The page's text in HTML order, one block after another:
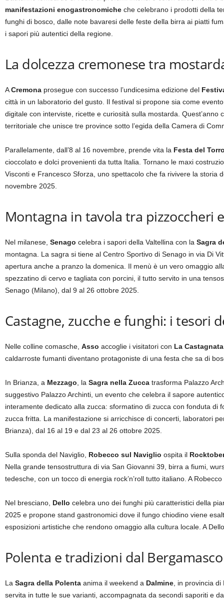
manifestazioni enogastronomiche che celebrano i prodotti della
funghi di bosco, dalle note bavaresi delle feste della birra ai piatti
i sapori più autentici della regione.
La dolcezza cremonese tra
ACremona prosegue con successo l’undicesima edizione del
città in un laboratorio del gusto. Il festival si propone sia come
digitale con interviste, ricette e curiosità sulla mostarda.
territoriale che unisce tre province sotto l’egida della Camera di
Parallelamente, dall’8 al 16 novembre, prende vita la Festa del
cioccolato e dolci provenienti da tutta Italia. Tornano le maxi
Visconti e Francesco Sforza, uno spettacolo che fa rivivere la storia
novembre 2025.
Montagna in tavola tra pizzoccheri
Nel milanese, Senago celebra i sapori della Valtellina con la Sagra
montagna. La sagra si tiene al Centro Sportivo di Senago in via Di
apertura anche a pranzo la domenica. Il menù è un vero omaggio
spezzatino di cervo e tagliata con porcini, il tutto servito in una
Senago (Milano), dal 9 al 26 ottobre 2025.
Castagne, zucche e funghi: i tesori
Nelle colline comasche, Asso accoglie i visitatori con La Castagnata
caldarroste fumanti diventano protagoniste di una festa che sa di
In Brianza, a Mezzago , la Sagra nella Zucca trasforma Palazzo
suggestivo Palazzo Archinti, un evento che celebra il sapore
interamente dedicato alla zucca: sformatino di zucca con fonduta
zucca fritta. La manifestazione si arricchisce di concerti, laboratori
Brianza), dal 16 al 19 e dal 23 al 26 ottobre 2025.
Sulla sponda del Naviglio, Robecco sul Naviglio ospita il
Nella grande tensostruttura di via San Giovanni 39, birra a fiumi,
tedesche, con un tocco di energia rock’n’roll tutto italiano. A
Nel bresciano, Dello celebra uno dei funghi più caratteristici della
2025 e propone stand gastronomici dove il fungo chiodino viene
esposizioni artistiche che rendono omaggio alla cultura locale. A
Polenta e tradizioni dal
La Sagra della Polenta anima il weekend a Dalmine , in provincia
servita in tutte le sue varianti, accompagnata da secondi saporiti e